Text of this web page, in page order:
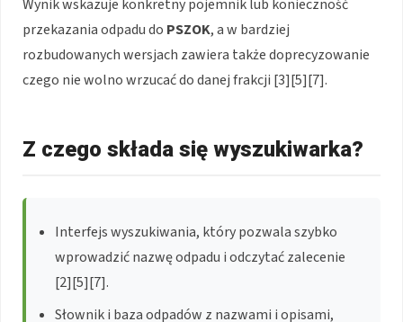
Wynik wskazuje konkretny pojemnik lub konieczność
przekazania odpadu do PSZOK, a w bardziej
rozbudowanych wersjach zawiera także doprecyzowanie
czego nie wolno wrzucać do danej frakcji [3][5][7].
Z czego składa się wyszukiwarka?
Interfejs wyszukiwania, który pozwala szybko
wprowadzić nazwę odpadu i odczytać zalecenie
[2][5][7].
Słownik i baza odpadów z nazwami i opisami,